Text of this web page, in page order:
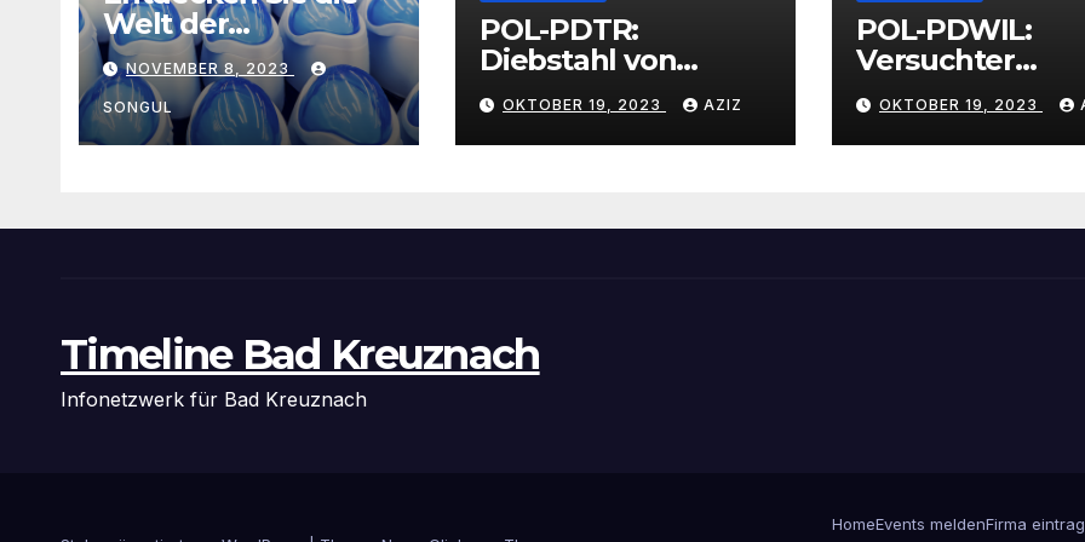
Welt der
Exklusivität:
Arganöl,
Kaktusfeigenkernöl
und
vertrauenswürdige
NOVEMBER 8, 2023
SONGUL
POL-PDTR:
Diebstahl von
Grabschmuck
OKTOBER 19, 2023 AZIZ
POL-PDWIL:
Versuchter
Einbruch im
Gewerbegebiet
Wittlich
OKTOBER 19, 2023
Timeline Bad Kreuznach
Infonetzwerk für Bad Kreuznach
HomeEvents meldenFirma